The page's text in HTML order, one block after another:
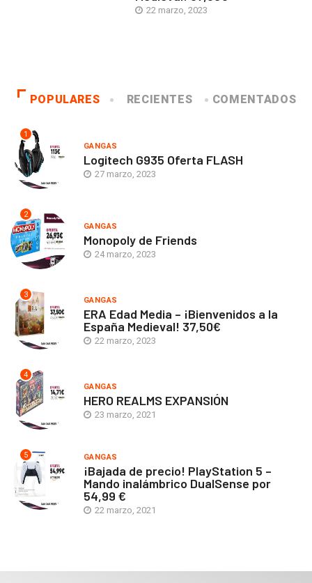
22 marzo, 2023
POPULARES RECIENTES COMENTADOS
1
GANGAS
Logitech G935 Oferta FLASH
27 marzo, 2023
2
GANGAS
Monopoly de Friends
24 marzo, 2023
3
GANGAS
ERA Edad Media – ¡Bienvenidos a la
España Medieval! 37,50€
22 marzo, 2023
4
GANGAS
HERO REALMS EXPANSIÓN
23 marzo, 2021
5 GANGAS
¡Bajada de precio! PlayStation 5 –
Mando inalámbrico DualSense por
54,99 €
22 marzo, 2021